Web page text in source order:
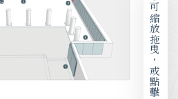
可縮放拖曳，或點擊